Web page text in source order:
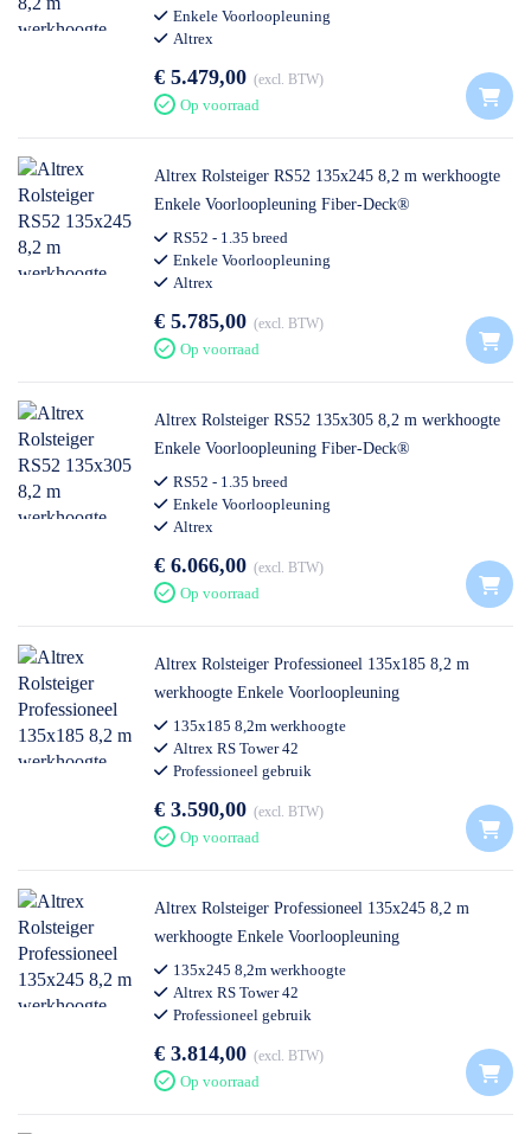
Enkele Voorloopleuning
Altrex
€ 5.479,00 excl. BTW
Op voorraad
Altrex Rolsteiger RS52 135x245 8,2 m werkhoogte
Enkele Voorloopleuning Fiber-Deck®
RS52 - 1.35 breed
Enkele Voorloopleuning
Altrex
€ 5.785,00 excl. BTW
Op voorraad
Altrex Rolsteiger RS52 135x305 8,2 m werkhoogte
Enkele Voorloopleuning Fiber-Deck®
RS52 - 1.35 breed
Enkele Voorloopleuning
Altrex
€ 6.066,00 excl. BTW
Op voorraad
Altrex Rolsteiger Professioneel 135x185 8,2 m
werkhoogte Enkele Voorloopleuning
135x185 8,2m werkhoogte
Altrex RS Tower 42
Professioneel gebruik
€ 3.590,00 excl. BTW
Op voorraad
Altrex Rolsteiger Professioneel 135x245 8,2 m
werkhoogte Enkele Voorloopleuning
135x245 8,2m werkhoogte
Altrex RS Tower 42
Professioneel gebruik
€ 3.814,00 excl. BTW
Op voorraad